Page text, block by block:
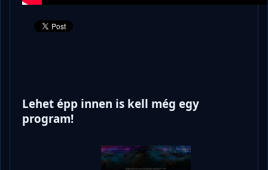
Lehet épp innen is kell még egy
program!